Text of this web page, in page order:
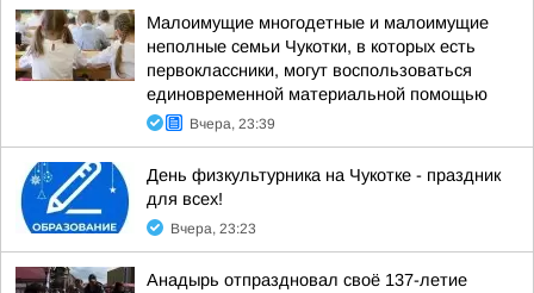
Малоимущие многодетные и малоимущие
неполные семьи Чукотки, в которых есть
первоклассники, могут воспользоваться
единовременной материальной помощью
Вчера, 23:39
День физкультурника на Чукотке - праздник
для всех!
Вчера, 23:23
Анадырь отпраздновал своё 137-летие